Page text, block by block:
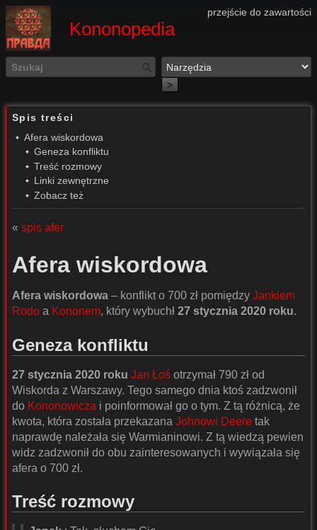
przejście do zawartości
Kononopedia
>
Spis treści
Afera wiskordowa
Geneza konfliktu
Treść rozmowy
Linki zewnętrzne
Zobacz też
« spis afer
Afera wiskordowa
Afera wiskordowa – konflikt o 700 zł pomiędzy Jankiem
Rodo a Kononem, który wybuchł 27 stycznia 2020 roku.
Geneza konfliktu
27 stycznia 2020 roku Jan Łoś otrzymał 790 zł od
Wiskorda z Warszawy. Tego samego dnia ktoś zadzwonił
do Kononowicza i poinformował go o tym. Z tą różnicą, że
kwota, która została przekazana Johnowi Deere tak
naprawdę należała się Warmianinowi. Z tą wiedzą pewien
widz zadzwonił do obu zainteresowanych i wywiązała się
afera o 700 zł.
Treść rozmowy